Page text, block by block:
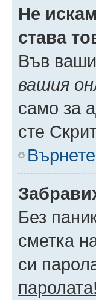
Не
става
Във
вашия
само за
сте
Без
сметка
си
паролата!